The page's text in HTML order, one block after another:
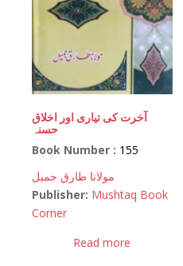
آخرت کی تیاری اور اخلاق
حسنہ
Book Number : 155
مولانا طارق جمیل
Publisher: Mushtaq Book
Corner
Read more